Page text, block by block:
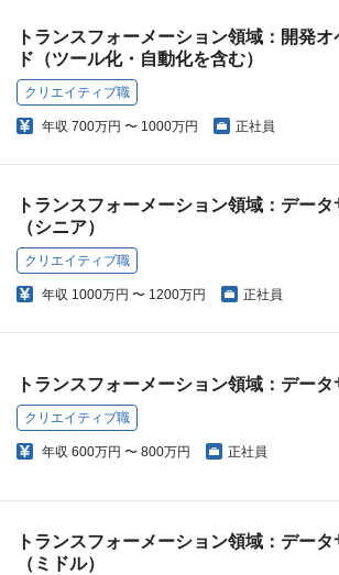
トランスフォーメーション領域：開発
ド（ツール化・自動化を含む）
クリエイティブ職
年収 700万円 〜 1000万円 正社員
トランスフォーメーション領域：デー
（シニア）
クリエイティブ職
年収 1000万円 〜 1200万円 正社員
トランスフォーメーション領域：デー
クリエイティブ職
年収 600万円 〜 800万円 正社員
トランスフォーメーション領域：デー
（ミドル）